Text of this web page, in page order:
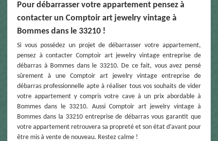
Pour débarrasser votre appartement pensez à
contacter un Comptoir art jewelry vintage à
Bommes dans le 33210 !
Si vous possédez un projet de débarrasser votre appartement,
pensez à contacter Comptoir art jewelry vintage entreprise de
débarras à Bommes dans le 33210. De ce fait, vous avez pensé
sûrement à une Comptoir art jewelry vintage entreprise de
débarras professionnelle apte à réaliser tous vos souhaits de vider
votre appartement y compris votre cave à un prix abordable à
Bommes dans le 33210. Aussi Comptoir art jewelry vintage à
Bommes dans la 33210 entreprise de débarras vous garantit que
votre appartement retrouvera sa propreté et son état d’avant pour
être mis à vente de nouveau. Restez calme !